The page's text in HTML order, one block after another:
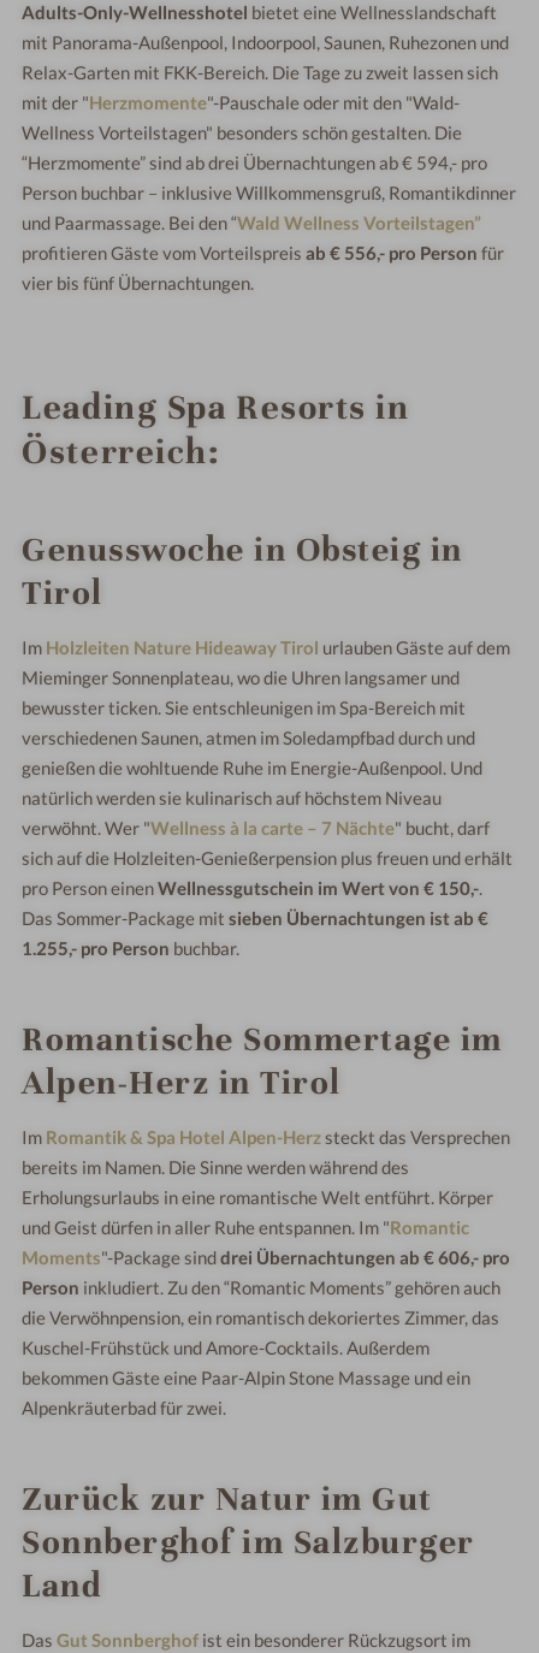
Adults-Only-Wellnesshotel bietet eine Wellnesslandschaft
mit Panorama-Außenpool, Indoorpool, Saunen, Ruhezonen und
Relax-Garten mit FKK-Bereich. Die Tage zu zweit lassen sich
mit der "Herzmomente"-Pauschale oder mit den "Wald-
Wellness Vorteilstagen" besonders schön gestalten. Die
“Herzmomente” sind ab drei Übernachtungen ab € 594,- pro
Person buchbar – inklusive Willkommensgruß, Romantikdinner
und Paarmassage. Bei den “Wald Wellness Vorteilstagen”
profitieren Gäste vom Vorteilspreisab € 556,- pro Person für
vier bis fünf Übernachtungen.
Leading Spa Resorts in
Österreich:
Genusswoche in Obsteig in
Tirol
Im Holzleiten Nature Hideaway Tirol urlauben Gäste auf dem
Mieminger Sonnenplateau, wo die Uhren langsamer und
bewusster ticken. Sie entschleunigen im Spa-Bereich mit
verschiedenen Saunen, atmen im Soledampfbad durch und
genießen die wohltuende Ruhe im Energie-Außenpool. Und
natürlich werden sie kulinarisch auf höchstem Niveau
verwöhnt. Wer "Wellness à la carte – 7 Nächte" bucht, darf
sich auf die Holzleiten-Genießerpension plus freuen und erhält
pro Person einenWellnessgutschein im Wert von € 150,-.
Das Sommer-Package mitsieben Übernachtungen ist ab €
1.255,- pro Person buchbar.
Romantische Sommertage im
Alpen-Herz in Tirol
Im Romantik & Spa Hotel Alpen-Herzsteckt das Versprechen
bereits im Namen. Die Sinne werden während des
Erholungsurlaubs in eine romantische Welt entführt. Körper
und Geist dürfen in aller Ruhe entspannen. Im "Romantic
Moments"-Package sinddrei Übernachtungen ab € 606,- pro
Person inkludiert. Zu den “Romantic Moments” gehören auch
die Verwöhnpension, ein romantisch dekoriertes Zimmer, das
Kuschel-Frühstück und Amore-Cocktails. Außerdem
bekommen Gäste eine Paar-Alpin Stone Massage und ein
Alpenkräuterbad für zwei.
Zurück zur Natur im Gut
Sonnberghof im Salzburger
Land
DasGut Sonnberghof ist ein besonderer Rückzugsort im